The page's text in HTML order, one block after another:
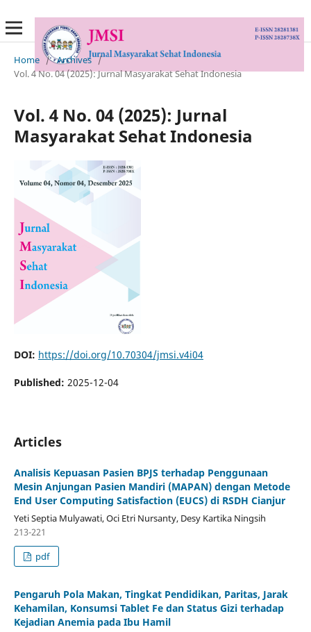
Home / Archives /
Vol. 4 No. 04 (2025): Jurnal Masyarakat Sehat Indonesia
Vol. 4 No. 04 (2025): Jurnal
Masyarakat Sehat Indonesia
DOI: https://doi.org/10.70304/jmsi.v4i04
Published: 2025-12-04
Articles
Analisis Kepuasan Pasien BPJS terhadap Penggunaan
Mesin Anjungan Pasien Mandiri (MAPAN) dengan Metode
End User Computing Satisfaction (EUCS) di RSDH Cianjur
Yeti Septia Mulyawati, Oci Etri Nursanty, Desy Kartika Ningsih
213-221
pdf
Pengaruh Pola Makan, Tingkat Pendidikan, Paritas, Jarak
Kehamilan, Konsumsi Tablet Fe dan Status Gizi terhadap
Kejadian Anemia pada Ibu Hamil